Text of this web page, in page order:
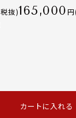
税抜 165,000
カートに入れる